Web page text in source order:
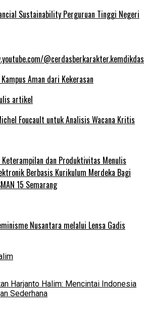
Sustainability Perguruan Tinggi Negeri
Aman dari Kekerasan
Foucault untuk Analisis Wacana Kritis
Keterampilan dan Produktivitas Menulis
Berbasis Kurikulum Merdeka Bagi
15 Semarang
Nusantara melalui Lensa Gadis
Harjanto Halim: Mencintai Indonesia
Sederhana